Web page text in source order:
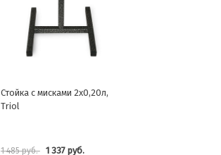
Стойка с мисками 2х0,20л,
Triol
1 485 руб. 1 337 руб.